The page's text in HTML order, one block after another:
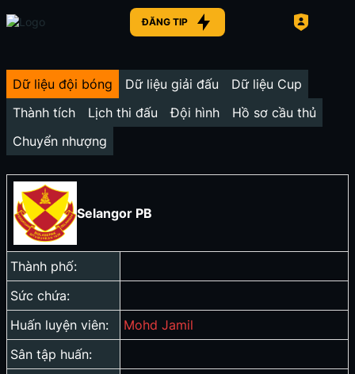
ĐĂNG TIP
Dữ liệu đội bóng Dữ liệu giải đấu
Dữ liệu Cup
Thành tích
Lịch thi đấu Đội hình
Hồ sơ cầu thủ
Chuyển nhượng
Selangor PB
Thành phố:
Sức chứa:
Huấn luyện viên:
Mohd Jamil
Sân tập huấn: